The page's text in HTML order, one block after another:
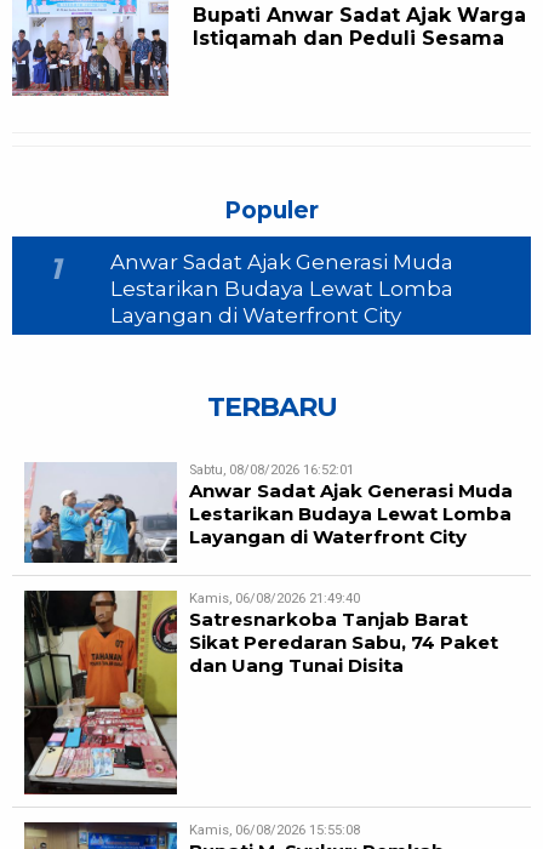
Bupati Anwar Sadat Ajak Warga
Istiqamah dan Peduli Sesama
Populer
1
Anwar Sadat Ajak Generasi Muda
Lestarikan Budaya Lewat Lomba
Layangan di Waterfront City
TERBARU
Sabtu, 08/08/2026 16:52:01
Anwar Sadat Ajak Generasi Muda
Lestarikan Budaya Lewat Lomba
Layangan di Waterfront City
Kamis, 06/08/2026 21:49:40
Satresnarkoba Tanjab Barat
Sikat Peredaran Sabu, 74 Paket
dan Uang Tunai Disita
Kamis, 06/08/2026 15:55:08